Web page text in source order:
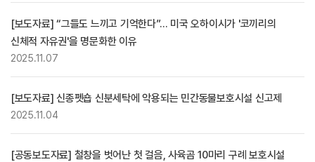
[보도자료] “그들도 느끼고 기억한다”… 미국 오하이시가 '코끼리의
신체적 자유권'을 명문화한 이유
2025.11.07
[보도자료] 신종펫숍 신분세탁에 악용되는 민간동물보호시설 신고제
2025.11.04
[공동보도자료] 철창을 벗어난 첫 걸음, 사육곰 10마리 구례 보호시설